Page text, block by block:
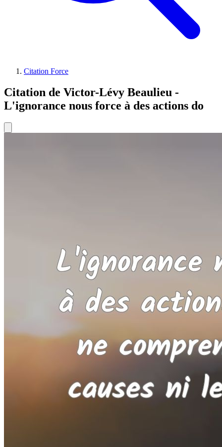
Citation Force
Citation de Victor-Lévy Beaulieu -
L'ignorance nous force à des actions do